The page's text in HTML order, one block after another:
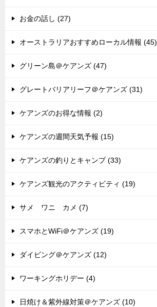
お金の話し (27)
オーストラリアおすすめローカル情報 (45)
グリーン島＠ケアンズ (47)
グレートバリアリーフ＠ケアンズ (31)
ケアンズのお得な情報 (2)
ケアンズの週間天気予報 (15)
ケアンズの釣りとキャンプ (33)
ケアンズ観光のアクティビティ (19)
サメ ワニ カメ (7)
スマホとWiFi＠ケアンズ (19)
ダイビング＠ケアンズ (12)
ワーキングホリデー (4)
日焼け＆紫外線対策＠ケアンズ (10)